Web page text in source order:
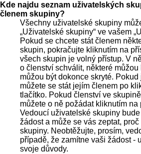
Kde najdu seznam uživatelských
členem skupiny?
Všechny uživatelské skupiny
„Uživatelské skupiny“ ve vašem
Pokud se chcete stát členem
skupin, pokračujte kliknutím na
všech skupin je volný přístup. V
o členství schválit, některé
můžou být dokonce skryté.
můžete se stát jejím členem po
tlačítko. Pokud členství ve
můžete o ně požádat kliknutím na
Vedoucí uživatelské skupiny
žádost a může se vás zeptat,
skupiny. Neobtěžujte, prosím,
případě, že zamítne vaši žádost -
svoje důvody.